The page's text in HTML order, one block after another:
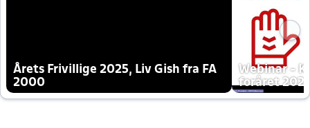
Årets Frivillige 2025, Liv Gish fra FA
2000
Webinar -
foråret